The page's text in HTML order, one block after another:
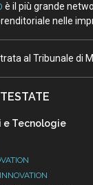
è il più grande
nelle
al Tribunale di
e Tecnologie